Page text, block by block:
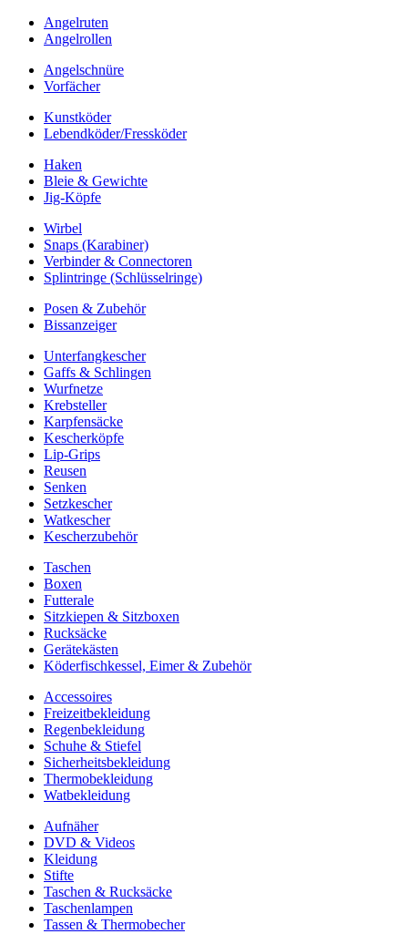
Angelruten
Angelrollen
Angelschnüre
Vorfächer
Kunstköder
Lebendköder/Fressköder
Haken
Bleie & Gewichte
Jig-Köpfe
Wirbel
Snaps (Karabiner)
Verbinder & Connectoren
Splintringe (Schlüsselringe)
Posen & Zubehör
Bissanzeiger
Unterfangkescher
Gaffs & Schlingen
Wurfnetze
Krebsteller
Karpfensäcke
Kescherköpfe
Lip-Grips
Reusen
Senken
Setzkescher
Watkescher
Kescherzubehör
Taschen
Boxen
Futterale
Sitzkiepen & Sitzboxen
Rucksäcke
Gerätekästen
Köderfischkessel, Eimer & Zubehör
Accessoires
Freizeitbekleidung
Regenbekleidung
Schuhe & Stiefel
Sicherheitsbekleidung
Thermobekleidung
Watbekleidung
Aufnäher
DVD & Videos
Kleidung
Stifte
Taschen & Rucksäcke
Taschenlampen
Tassen & Thermobecher